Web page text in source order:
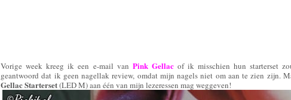
Vorige week kreeg ik een e-mail van Pink Gellacof ik misschien hun starterset
geantwoord dat ik geen nagellak review, omdat mijn nagels niet om aan te zien zijn.
Gellac Starterset(LED M) aan één van mijn lezeressen mag weggeven!